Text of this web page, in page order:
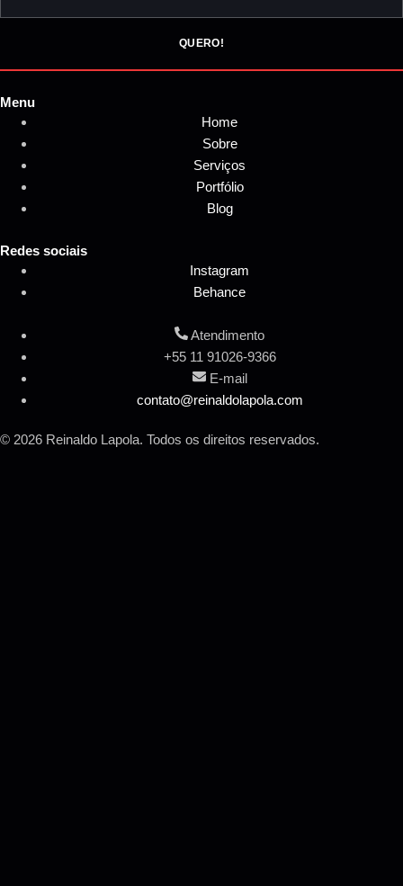
QUERO!
Menu
Home
Sobre
Serviços
Portfólio
Blog
Redes sociais
Instagram
Behance
Atendimento
+55 11 91026-9366
E-mail
contato@reinaldolapola.com
© 2026 Reinaldo Lapola. Todos os direitos reservados.